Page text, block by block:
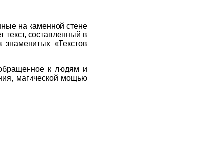
на каменной стене
составленный в
«Текстов
к людям и
магической мощью